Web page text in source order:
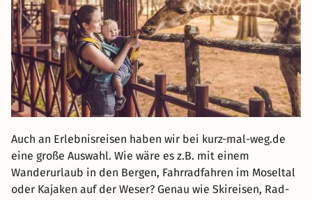
Auch an Erlebnisreisen haben wir bei kurz-mal-weg.de
eine große Auswahl. Wie wäre es z.B. mit einem
Wanderurlaub in den Bergen, Fahrradfahren im Moseltal
oder Kajaken auf der Weser? Genau wie Skireisen, Rad-